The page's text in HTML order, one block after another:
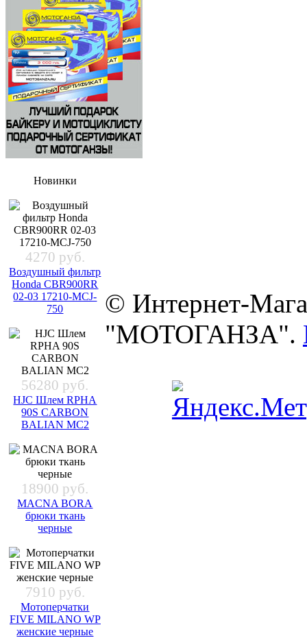
Новинки
4270 руб.
Воздушный фильтр
Honda CBR900RR
02-03 17210-MCJ-
750
56280 руб.
HJC Шлем RPHA
90S CARBON
BALIAN MC2
18900 руб.
MACNA BORA
брюки ткань
черные
7910 руб.
Мотоперчатки
FIVE MILANO WP
женские черные
© Интернет-
"МОТОГАНЗА".